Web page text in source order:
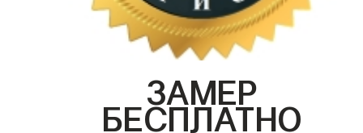
ЗАМЕР
БЕСПЛАТНО